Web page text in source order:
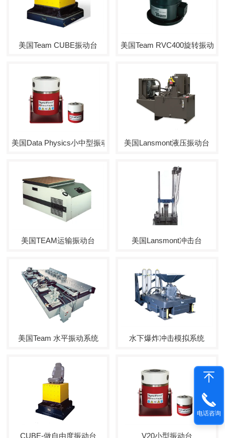
美国Team CUBE振动台 美国Team RVC400旋转振动台
美国Data Physics小中型振动台 美国Lansmont液压振动台
美国TEAM运输振动台 美国Lansmont冲击台
美国Team 水平振动系统 水下爆炸冲击模拟系统
CUBE-做自由度振动台 V20小型振动台
电话咨询